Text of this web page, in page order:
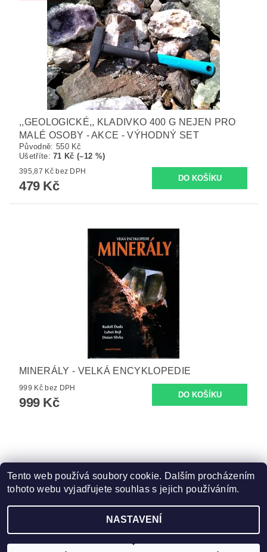
,,GEOLOGICKÉ,, KLADIVKO 400 G NEJEN PRO
MALÉ OSOBY - AKCE - VÝHODNÝ SET
Původně: 550 Kč
Ušetříte:71 Kč (–12 %)
395,87 Kč bez DPH
479 Kč
MINERÁLY - VELKÁ ENCYKLOPEDIE
999 Kč bez DPH
999 Kč
Zboží.cz | Heureka.cz
2026 ©ZooFit, všechna práva vyhrazenaUpravit nastavení cookies
Tento web používá soubory cookie. Dalším procházením
tohoto webu vyjadřujete souhlas s jejich používáním.
NASTAVENÍ